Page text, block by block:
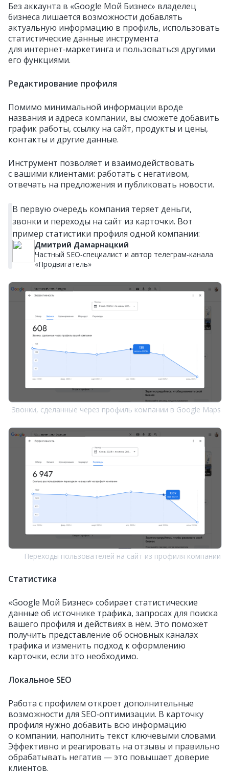
Без аккаунта в «Google Мой Бизнес» владелец
бизнеса лишается возможности добавлять
актуальную информацию в профиль, использовать
статистические данные инструмента
для интернет‑маркетинга и пользоваться другими
его функциями.
Редактирование профиля
Помимо минимальной информации вроде
названия и адреса компании, вы сможете добавить
график работы, ссылку на сайт, продукты и цены,
контакты и другие данные.
Инструмент позволяет и взаимодействовать
с вашими клиентами: работать с негативом,
отвечать на предложения и публиковать новости.
В первую очередь компания теряет деньги,
звонки и переходы на сайт из карточки. Вот
пример статистики профиля одной компании:
Дмитрий Дамарнацкий
Частный SEO‑специалист и автор телеграм‑канала
«Продвигатель»
Звонки, сделанные через профиль компании в Google Maps
Переходы пользователей на сайт из профиля компании
Статистика
«Google Мой Бизнес» собирает статистические
данные об источнике трафика, запросах для поиска
вашего профиля и действиях в нём. Это поможет
получить представление об основных каналах
трафика и изменить подход к оформлению
карточки, если это необходимо.
Локальное SEO
Работа с профилем откроет дополнительные
возможности для SEO‑оптимизации. В карточку
профиля нужно добавить всю информацию
о компании, наполнить текст ключевыми словами.
Эффективно и реагировать на отзывы и правильно
обрабатывать негатив — это повышает доверие
клиентов.